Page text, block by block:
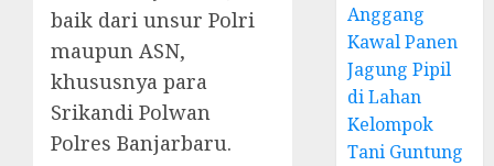
baik dari unsur Polri
maupun ASN,
khususnya para
Srikandi Polwan
Polres Banjarbaru.
Anggang
Kawal Panen
Jagung Pipil
di Lahan
Kelompok
Tani Guntung